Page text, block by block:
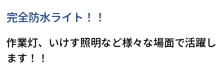
完全防水ライト！！
作業灯、いけす照明など様々な場面で活躍し
ます！！